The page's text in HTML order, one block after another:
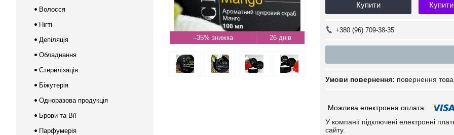
–35% 26 днів
Купити
+380 (96) 709-38-35
повернення
У компанії підключені електронні
сайту.
Волосся
Нігті
Депіляція
Обладнання
Стерилізація
Біжутерія
Одноразова продукція
Брови та Вії
Парфумерія